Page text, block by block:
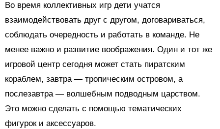
Во время коллективных игр дети учатся
взаимодействовать друг с другом, договариваться,
соблюдать очередность и работать в команде. Не
менее важно и развитие воображения. Один и тот же
игровой центр сегодня может стать пиратским
кораблем, завтра — тропическим островом, а
послезавтра — волшебным подводным царством.
Это можно сделать с помощью тематических
фигурок и аксессуаров.